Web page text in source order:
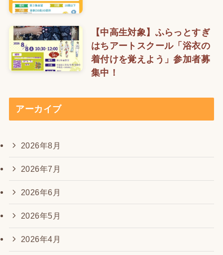
【中高生対象】ふらっとすぎ
はちアートスクール「浴衣の
着付けを覚えよう」参加者募
集中！
アーカイブ
2026年8月
2026年7月
2026年6月
2026年5月
2026年4月